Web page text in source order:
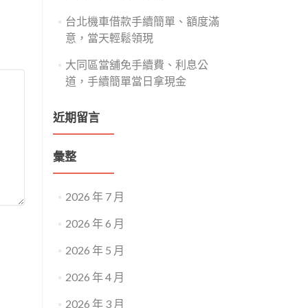
台北機車借款手續簡單、額度滿
意，當天輕鬆領現
大同區當舖免手續費、利息公
道，手續簡單當日拿現金
近期留言
彙整
2026 年 7 月
2026 年 6 月
2026 年 5 月
2026 年 4 月
2026 年 3 月